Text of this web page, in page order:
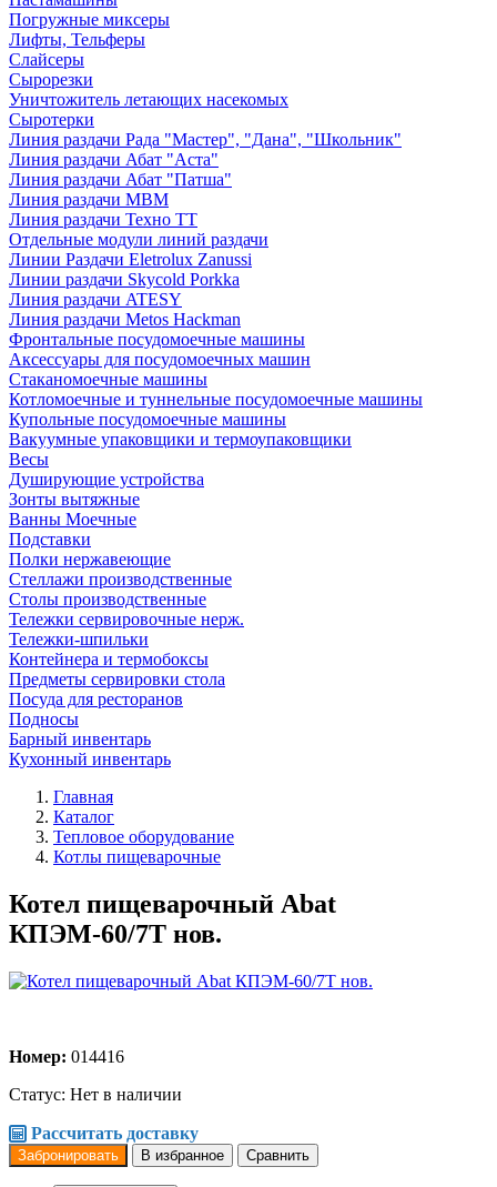
Погружные миксеры
Лифты, Тельферы
Слайсеры
Сырорезки
Уничтожитель летающих насекомых
Сыротерки
Линия раздачи Рада "Мастер", "Дана", "Школьник"
Линия раздачи Абат "Аста"
Линия раздачи Абат "Патша"
Линия раздачи МВМ
Линия раздачи Техно ТТ
Отдельные модули линий раздачи
Линии Раздачи Eletrolux Zanussi
Линии раздачи Skycold Porkka
Линия раздачи ATESY
Линия раздачи Metos Hackman
Фронтальные посудомоечные машины
Аксессуары для посудомоечных машин
Стаканомоечные машины
Котломоечные и туннельные посудомоечные машины
Купольные посудомоечные машины
Вакуумные упаковщики и термоупаковщики
Весы
Душирующие устройства
Зонты вытяжные
Ванны Моечные
Подставки
Полки нержавеющие
Стеллажи производственные
Столы производственные
Тележки сервировочные нерж.
Тележки-шпильки
Контейнера и термобоксы
Предметы сервировки стола
Посуда для ресторанов
Подносы
Барный инвентарь
Кухонный инвентарь
Главная
Каталог
Тепловое оборудование
Котлы пищеварочные
Котел пищеварочный Abat
КПЭМ-60/7Т нов.
Номер: 014416
Статус: Нет в наличии
Рассчитать доставку
Забронировать В избранное Сравнить